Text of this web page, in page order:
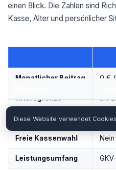
einen Blick. Die Zahlen sind
Kasse, Alter und persönlicher
Monatlicher Beitrag 0 €
Einkommensgrenze
Freie Kassenwahl
Leistungsumfang
Diese Website verwendet